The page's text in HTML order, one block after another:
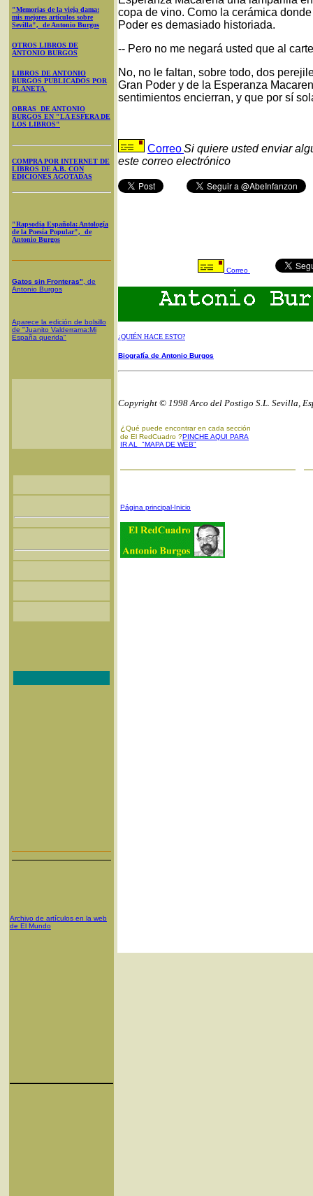
"Memorias de la vieja dama:
mis mejores artículos sobre
Sevilla", de Antonio Burgos
OTROS LIBROS DE
ANTONIO BURGOS
LIBROS DE ANTONIO
BURGOS PUBLICADOS POR
PLANETA
OBRAS DE ANTONIO
BURGOS EN "LA ESFERA DE
LOS LIBROS"
COMPRA POR INTERNET DE
LIBROS DE A.B. CON
EDICIONES AGOTADAS
"Rapsodia Española: Antología
de la Poesía Popular", de
Antonio Burgos
Gatos sin Fronteras" , de
Antonio Burgos
Aparece la edición de bolsillo
de "Juanito Valderrama:Mi
España querida"
Archivo de artículos en la web
de El Mundo
copa de vino. Como la cerámica
Poder es demasiado historiada.
-- Pero no me negará usted que al
No, no le faltan, sobre todo, dos
Gran Poder y de la Esperanza
sentimientos encierran, y que por sí
CorreoSi quiere usted enviar
este correo electrónico
Correo
¿QUIÉN HACE ESTO?
Biografía de Antonio Burgos
Copyright © 1998 Arco del Postigo S.L. Sevilla,
¿ Qué puede encontrar en cada sección
de El RedCuadro ?PINCHE AQUI PARA
IR AL "MAPA DE WEB"
Página principal-Inicio